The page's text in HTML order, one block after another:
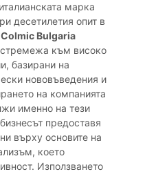
марка
десетилетия опит в
Colmic Bulgaria
стремежа към високо
базирани на
нововъведения и
на компанията
именно на тези
предоставя
върху основите на
което
Използването